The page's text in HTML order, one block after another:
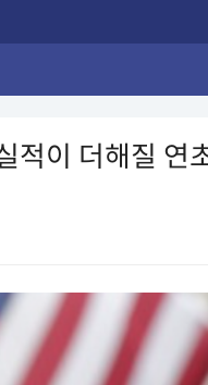
적이 더해질 연